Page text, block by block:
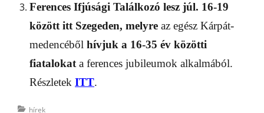
Ferences Ifjúsági Találkozó lesz júl. 16-19
között itt Szegeden, melyre az egész Kárpát-
medencéből hívjuk a 16-35 év közötti
fiatalokat a ferences jubileumok alkalmából.
Részletek ITT.
Categories
hírek